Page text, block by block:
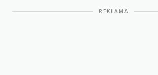
REKLAMA